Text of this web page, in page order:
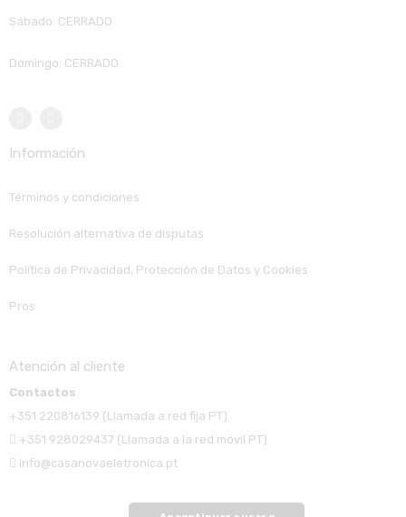
Sábado: CERRADO
Domingo: CERRADO
Información
Términos y condiciones
Resolución alternativa de disputas
Política de Privacidad, Protección de Datos y Cookies
Pros
Atención al cliente
Contactos
+351 220816139 (Llamada a red fija PT)
+351 928029437 (Llamada a la red móvil PT)
info@casanovaeletronica.pt